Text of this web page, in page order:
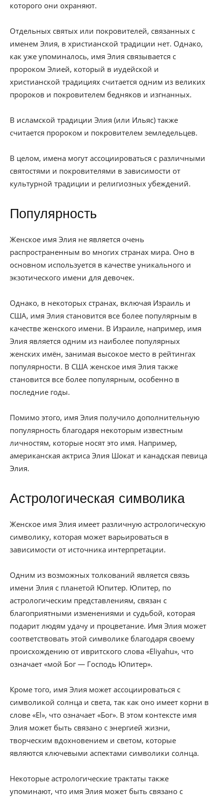
которого они охраняют.
Отдельных святых или покровителей, связанных с
именем Элия, в христианской традиции нет. Однако,
как уже упоминалось, имя Элия связывается с
пророком Элией, который в иудейской и
христианской традициях считается одним из великих
пророков и покровителем бедняков и изгнанных.
В исламской традиции Элия (или Ильяс) также
считается пророком и покровителем земледельцев.
В целом, имена могут ассоциироваться с различными
святостями и покровителями в зависимости от
культурной традиции и религиозных убеждений.
Популярность
Женское имя Элия не является очень
распространенным во многих странах мира. Оно в
основном используется в качестве уникального и
экзотического имени для девочек.
Однако, в некоторых странах, включая Израиль и
США, имя Элия становится все более популярным в
качестве женского имени. В Израиле, например, имя
Элия является одним из наиболее популярных
женских имён, занимая высокое место в рейтингах
популярности. В США женское имя Элия также
становится все более популярным, особенно в
последние годы.
Помимо этого, имя Элия получило дополнительную
популярность благодаря некоторым известным
личностям, которые носят это имя. Например,
американская актриса Элия Шокат и канадская певица
Элия.
Астрологическая символика
Женское имя Элия имеет различную астрологическую
символику, которая может варьироваться в
зависимости от источника интерпретации.
Одним из возможных толкований является связь
имени Элия с планетой Юпитер. Юпитер, по
астрологическим представлениям, связан с
благоприятными изменениями и судьбой, которая
подарит людям удачу и процветание. Имя Элия может
соответствовать этой символике благодаря своему
происхождению от ивритского слова «Eliyahu», что
означает «мой Бог — Господь Юпитер».
Кроме того, имя Элия может ассоциироваться с
символикой солнца и света, так как оно имеет корни в
слове «El», что означает «Бог». В этом контексте имя
Элия может быть связано с энергией жизни,
творческим вдохновением и светом, которые
являются ключевыми аспектами символики солнца.
Некоторые астрологические трактаты также
упоминают, что имя Элия может быть связано с